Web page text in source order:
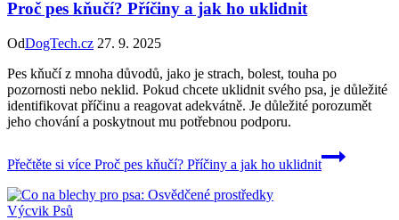
Proč pes kňučí? Příčiny a jak ho uklidnit
OdDogTech.cz 27. 9. 2025
Pes kňučí z mnoha důvodů, jako je strach, bolest, touha po
pozornosti nebo neklid. Pokud chcete uklidnit svého psa, je důležité
identifikovat příčinu a reagovat adekvátně. Je důležité porozumět
jeho chování a poskytnout mu potřebnou podporu.
Přečtěte si více Proč pes kňučí? Příčiny a jak ho uklidnit
Výcvik Psů